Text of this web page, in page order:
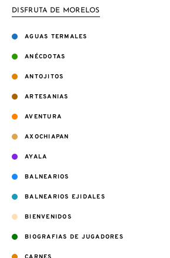
DISFRUTA DE MORELOS
AGUAS TERMALES
ANÉCDOTAS
ANTOJITOS
ARTESANIAS
AVENTURA
AXOCHIAPAN
AYALA
BALNEARIOS
BALNEARIOS EJIDALES
BIENVENIDOS
BIOGRAFIAS DE JUGADORES